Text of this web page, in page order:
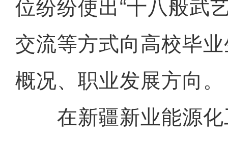
位纷纷使出“十八般武
交流等方式向高校毕
概况、职业发展方向。
在新疆新业能源化